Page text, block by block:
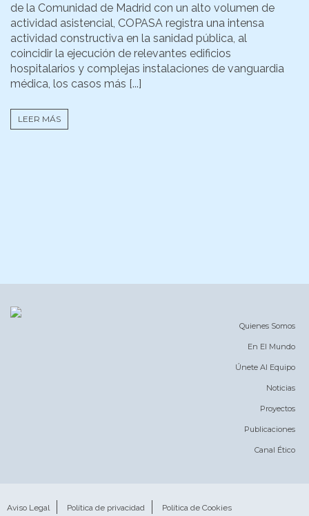
de la Comunidad de Madrid con un alto volumen de
actividad asistencial, COPASA registra una intensa
actividad constructiva en la sanidad pública, al
coincidir la ejecución de relevantes edificios
hospitalarios y complejas instalaciones de vanguardia
médica, los casos más [...]
LEER MÁS
Quienes Somos
En El Mundo
Únete Al Equipo
Noticias
Proyectos
Publicaciones
Canal Ético
Aviso Legal Política de privacidad Política de Cookies